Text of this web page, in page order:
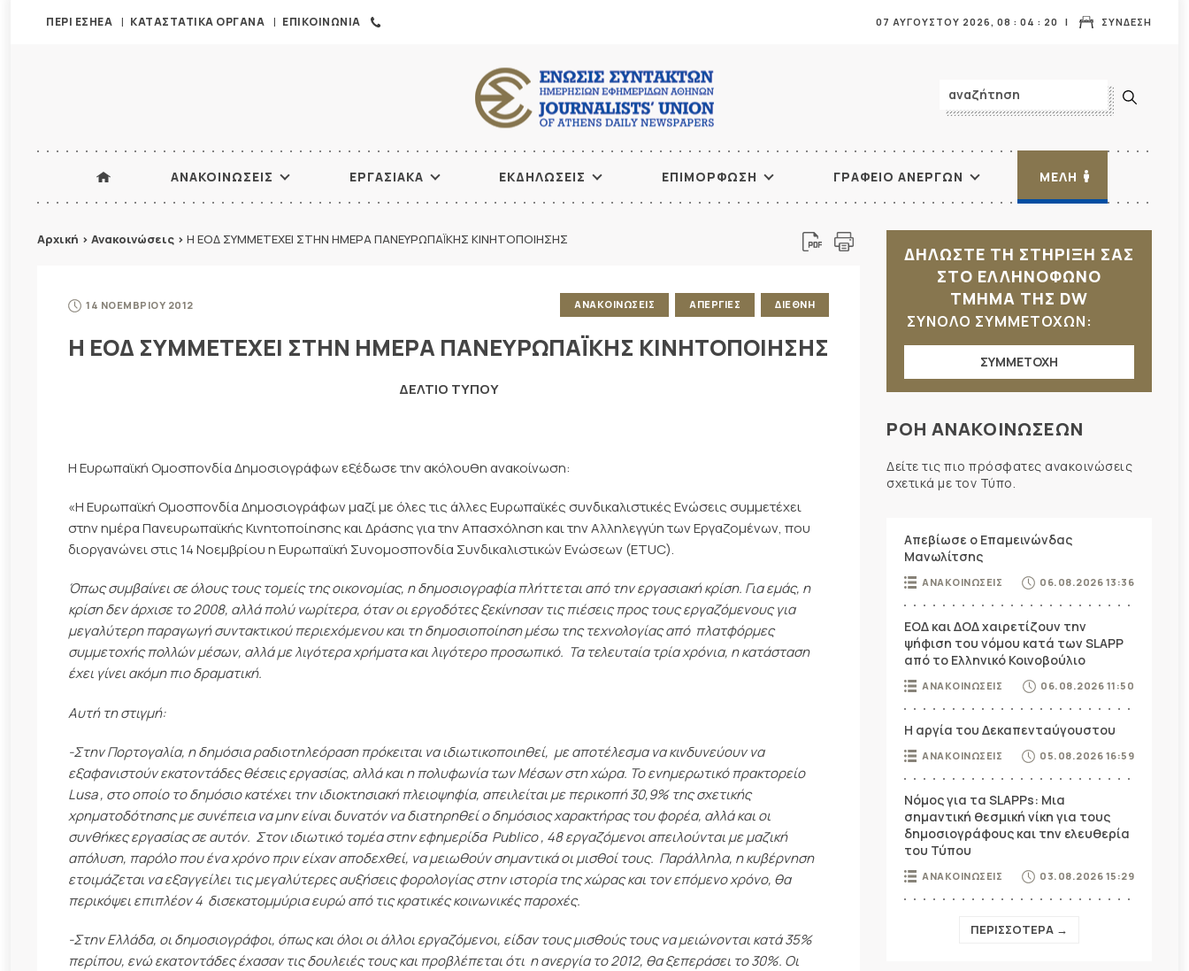
ΠΕΡΙ ΕΣΗΕΑ ΚΑΤΑΣΤΑΤΙΚΑ ΟΡΓΑΝΑ ΕΠΙΚΟΙΝΩΝΙΑ ΣΥΝΔΕΣΗ
07 ΑΥΓΟΥΣΤΟΥ 2026, 08 : 04 : 21
ΑΝΑΚΟΙΝΩΣΕΙΣ ΕΡΓΑΣΙΑΚΑ ΕΚΔΗΛΩΣΕΙΣ ΕΠΙΜΟΡΦΩΣΗ ΓΡΑΦΕΙΟ ΑΝΕΡΓΩΝ ΜΕΛΗ
Αρχική > Ανακοινώσεις > Η ΕΟΔ ΣΥΜΜΕΤΕΧΕΙ ΣΤΗΝ ΗΜΕΡΑ ΠΑΝΕΥΡΩΠΑΪΚΗΣ ΚΙΝΗΤΟΠΟΙΗΣΗΣ
14 ΝΟΕΜΒΡΙΟΥ 2012 ΑΝΑΚΟΙΝΩΣΕΙΣ ΑΠΕΡΓΙΕΣ ΔΙΕΘΝΗ
Η ΕΟΔ ΣΥΜΜΕΤΕΧΕΙ ΣΤΗΝ ΗΜΕΡΑ ΠΑΝΕΥΡΩΠΑΪΚΗΣ ΚΙΝΗΤΟΠΟΙΗΣΗΣ
ΔΕΛΤΙΟ ΤΥΠΟΥ
Η Ευρωπαϊκή Ομοσπονδία Δημοσιογράφων εξέδωσε την ακόλουθη ανακοίνωση:
«Η Ευρωπαϊκή Ομοσπονδία Δημοσιογράφων μαζί με όλες τις άλλες Ευρωπαϊκές συνδικαλιστικές Ενώσεις συμμετέχει
στην ημέρα Πανευρωπαϊκής Κινητοποίησης και Δράσης για την Απασχόληση και την Αλληλεγγύη των Εργαζομένων, που
διοργανώνει στις 14 Νοεμβρίου η Ευρωπαϊκή Συνομοσπονδία Συνδικαλιστικών Ενώσεων (ETUC).
Όπως συμβαίνει σε όλους τους τομείς της οικονομίας, η δημοσιογραφία πλήττεται από την εργασιακή κρίση. Για εμάς, η
κρίση δεν άρχισε το 2008, αλλά πολύ νωρίτερα, όταν οι εργοδότες ξεκίνησαν τις πιέσεις προς τους εργαζόμενους για
μεγαλύτερη παραγωγή συντακτικού περιεχόμενου και τη δημοσιοποίηση μέσω της τεχνολογίας από πλατφόρμες
συμμετοχής πολλών μέσων, αλλά με λιγότερα χρήματα και λιγότερο προσωπικό. Τα τελευταία τρία χρόνια, η κατάσταση
έχει γίνει ακόμη πιο δραματική.
Αυτή τη στιγμή:
-Στην Πορτογαλία, η δημόσια ραδιοτηλεόραση πρόκειται να ιδιωτικοποιηθεί, με αποτέλεσμα να κινδυνεύουν να
εξαφανιστούν εκατοντάδες θέσεις εργασίας, αλλά και η πολυφωνία των Μέσων στη χώρα. Το ενημερωτικό πρακτορείο 
Lusa , στο οποίο το δημόσιο κατέχει την ιδιοκτησιακή πλειοψηφία, απειλείται με περικοπή 30,9% της σχετικής
χρηματοδότησης με συνέπεια να μην είναι δυνατόν να διατηρηθεί ο δημόσιος χαρακτήρας του φορέα, αλλά και οι
συνθήκες εργασίας σε αυτόν. Στον ιδιωτικό τομέα στην εφημερίδα  Publico , 48 εργαζόμενοι απειλούνται με μαζική
απόλυση, παρόλο που ένα χρόνο πριν είχαν αποδεχθεί, να μειωθούν σημαντικά οι μισθοί τους. Παράλληλα, η κυβέρνηση
ετοιμάζεται να εξαγγείλει τις μεγαλύτερες αυξήσεις φορολογίας στην ιστορία της χώρας και τον επόμενο χρόνο, θα
περικόψει επιπλέον 4 δισεκατομμύρια ευρώ από τις κρατικές κοινωνικές παροχές.
-Στην Ελλάδα, οι δημοσιογράφοι, όπως και όλοι οι άλλοι εργαζόμενοι, είδαν τους μισθούς τους να μειώνονται κατά 35%
περίπου, ενώ εκατοντάδες έχασαν τις δουλειές τους και προβλέπεται ότι η ανεργία το 2012, θα ξεπεράσει το 30%. Οι
ΔΗΛΩΣΤΕ ΤΗ ΣΤΗΡΙΞΗ ΣΑΣ
ΣΤΟ ΕΛΛΗΝΟΦΩΝΟ
ΤΜΗΜΑ ΤΗΣ DW
ΣΥΝΟΛΟ ΣΥΜΜΕΤΟΧΩΝ:
ΣΥΜΜΕΤΟΧΗ
ΡΟΗ ΑΝΑΚΟΙΝΩΣΕΩΝ
Δείτε τις πιο πρόσφατες ανακοινώσεις
σχετικά με τον Τύπο.
Απεβίωσε ο Επαμεινώνδας
Μανωλίτσης
ΑΝΑΚΟΙΝΩΣΕΙΣ 06.08.2026 13:36
ΕΟΔ και ΔΟΔ χαιρετίζουν την
ψήφιση του νόμου κατά των SLAPP
από το Ελληνικό Κοινοβούλιο
ΑΝΑΚΟΙΝΩΣΕΙΣ 06.08.2026 11:50
Η αργία του Δεκαπενταύγουστου
ΑΝΑΚΟΙΝΩΣΕΙΣ 05.08.2026 16:59
Νόμος για τα SLAPPs: Μια
σημαντική θεσμική νίκη για τους
δημοσιογράφους και την ελευθερία
του Τύπου
ΑΝΑΚΟΙΝΩΣΕΙΣ 03.08.2026 15:29
ΠΕΡΙΣΣΟΤΕΡΑ →